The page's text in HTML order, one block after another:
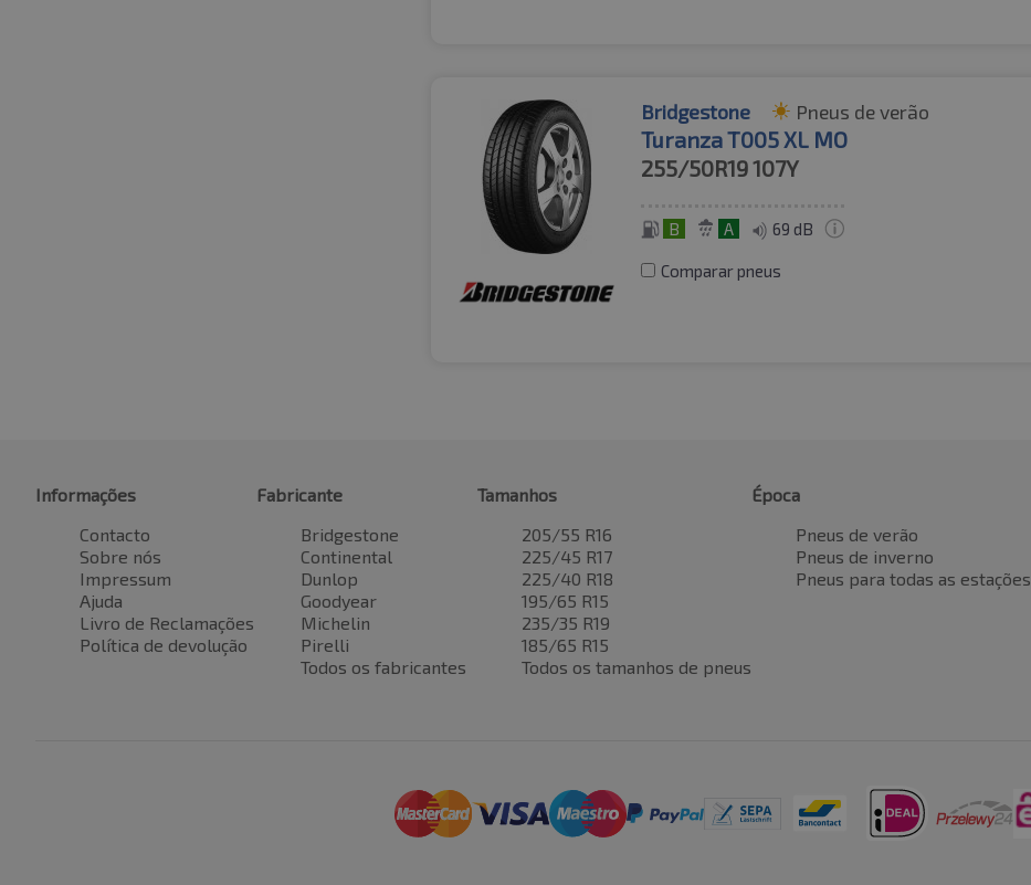
Bridgestone Pneus de verão
Turanza T005 XL MO
255/50R19107Y
B A 69 dB
Comparar pneus
Informações
Contacto
Sobre nós
Impressum
Ajuda
Livro de Reclamações
Política de devolução
Fabricante
Bridgestone
Continental
Dunlop
Goodyear
Michelin
Pirelli
Todos os fabricantes
Tamanhos
205/55 R16
225/45 R17
225/40 R18
195/65 R15
235/35 R19
185/65 R15
Todos os tamanhos de pneus
Época
Pneus de verão
Pneus de inverno
Pneus para todas as estações